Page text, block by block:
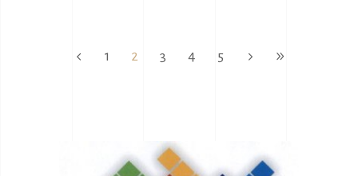
1 2 3 4 5